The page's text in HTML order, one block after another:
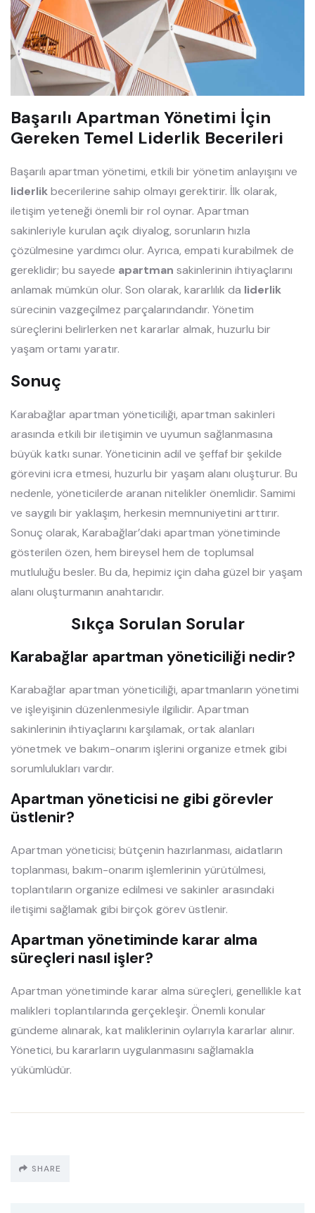
Başarılı Apartman Yönetimi İçin
Gereken Temel Liderlik Becerileri
Başarılı apartman yönetimi, etkili bir yönetim anlayışını ve
liderlikbecerilerine sahip olmayı gerektirir. İlk olarak,
iletişim yeteneği önemli bir rol oynar. Apartman
sakinleriyle kurulan açık diyalog, sorunların hızla
çözülmesine yardımcı olur. Ayrıca, empati kurabilmek de
gereklidir; bu sayede apartman sakinlerinin ihtiyaçlarını
anlamak mümkün olur. Son olarak, kararlılık da liderlik
sürecinin vazgeçilmez parçalarındandır. Yönetim
süreçlerini belirlerken net kararlar almak, huzurlu bir
yaşam ortamı yaratır.
Sonuç
Karabağlar apartman yöneticiliği, apartman sakinleri
arasında etkili bir iletişimin ve uyumun sağlanmasına
büyük katkı sunar. Yöneticinin adil ve şeffaf bir şekilde
görevini icra etmesi, huzurlu bir yaşam alanı oluşturur. Bu
nedenle, yöneticilerde aranan nitelikler önemlidir. Samimi
ve saygılı bir yaklaşım, herkesin memnuniyetini arttırır.
Sonuç olarak, Karabağlar’daki apartman yönetiminde
gösterilen özen, hem bireysel hem de toplumsal
mutluluğu besler. Bu da, hepimiz için daha güzel bir yaşam
alanı oluşturmanın anahtarıdır.
Sıkça Sorulan Sorular
Karabağlar apartman yöneticiliği nedir?
Karabağlar apartman yöneticiliği, apartmanların yönetimi
ve işleyişinin düzenlenmesiyle ilgilidir. Apartman
sakinlerinin ihtiyaçlarını karşılamak, ortak alanları
yönetmek ve bakım-onarım işlerini organize etmek gibi
sorumlulukları vardır.
Apartman yöneticisi ne gibi görevler
üstlenir?
Apartman yöneticisi; bütçenin hazırlanması, aidatların
toplanması, bakım-onarım işlemlerinin yürütülmesi,
toplantıların organize edilmesi ve sakinler arasındaki
iletişimi sağlamak gibi birçok görev üstlenir.
Apartman yönetiminde karar alma
süreçleri nasıl işler?
Apartman yönetiminde karar alma süreçleri, genellikle kat
malikleri toplantılarında gerçekleşir. Önemli konular
gündeme alınarak, kat maliklerinin oylarıyla kararlar alınır.
Yönetici, bu kararların uygulanmasını sağlamakla
yükümlüdür.
SHARE